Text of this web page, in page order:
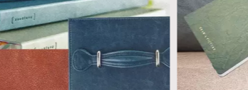
elegantes. Es súper suave al
y cubiertas de lujo. Con
adopta un enfoque proactivo en
que se adaptan a